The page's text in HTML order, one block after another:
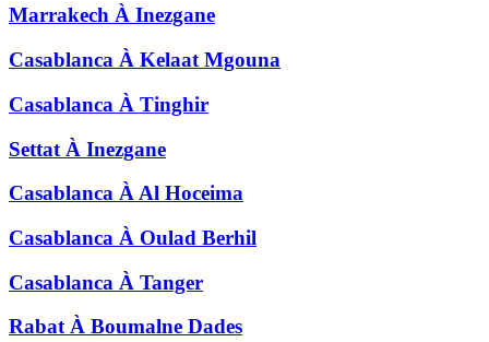
Marrakech À Inezgane
Casablanca À Kelaat Mgouna
Casablanca À Tinghir
Settat À Inezgane
Casablanca ÀAl Hoceima
Casablanca À Oulad Berhil
Casablanca À Tanger
Rabat À Boumalne Dades